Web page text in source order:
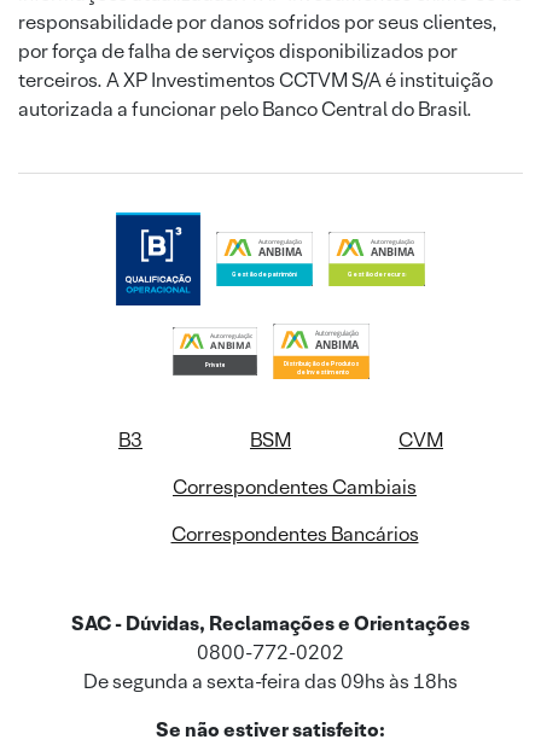
responsabilidade por danos sofridos por seus clientes,
por força de falha de serviços disponibilizados por
terceiros. A XP Investimentos CCTVM S/A é instituição
autorizada a funcionar pelo Banco Central do Brasil.
B3 BSM
CVM
Correspondentes Cambiais
Correspondentes Bancários
SAC - Dúvidas, Reclamações e Orientações
0800-772-0202
De segunda a sexta-feira das 09hs às 18hs
Se não estiver satisfeito: